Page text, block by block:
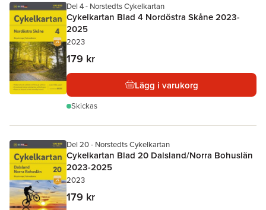
Del 4 - Norstedts Cykelkartan
Cykelkartan Blad 4 Nordöstra Skåne 2023-
2025
2023
179 kr
Lägg i varukorg
Skickas
Del 20 - Norstedts Cykelkartan
Cykelkartan Blad 20 Dalsland/Norra Bohuslän
2023-2025
2023
179 kr